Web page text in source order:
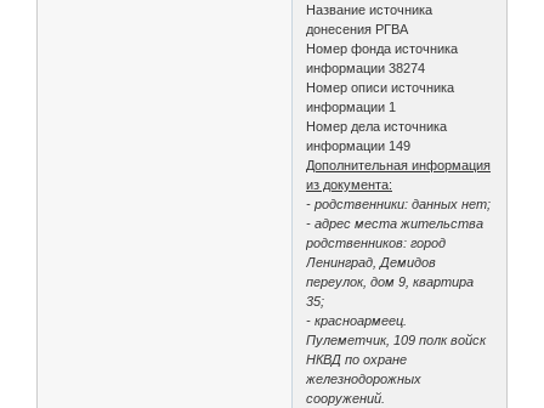
Название источника
донесения РГВА
Номер фонда источника
информации 38274
Номер описи источника
информации 1
Номер дела источника
информации 149
Дополнительная информация
из документа:
- родственники: данных нет;
- адрес места жительства
родственников: город
Ленинград, Демидов
переулок, дом 9, квартира
35;
- красноармеец.
Пулеметчик, 109 полк войск
НКВД по охране
железнодорожных
сооружений.